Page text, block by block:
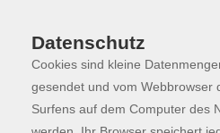
Skip to main content
Programm
Datenschutz
Cookies sind kleine
gesendet und vom Webbrowser
Surfens auf dem Computer des